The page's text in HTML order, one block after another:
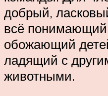
добрый,
всё понимающий
обожающий
ладящий с
животными.